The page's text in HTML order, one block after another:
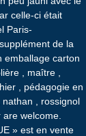
celle-ci était
Paris-
de la
emballage carton
, maître ,
, pédagogie en
, rossignol
welcome.
» est en vente